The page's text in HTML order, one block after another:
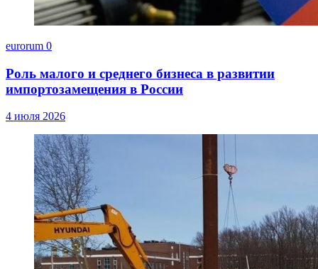
eurorum 0
Роль малого и среднего бизнеса в развитии
импортозамещения в России
4 июля 2026